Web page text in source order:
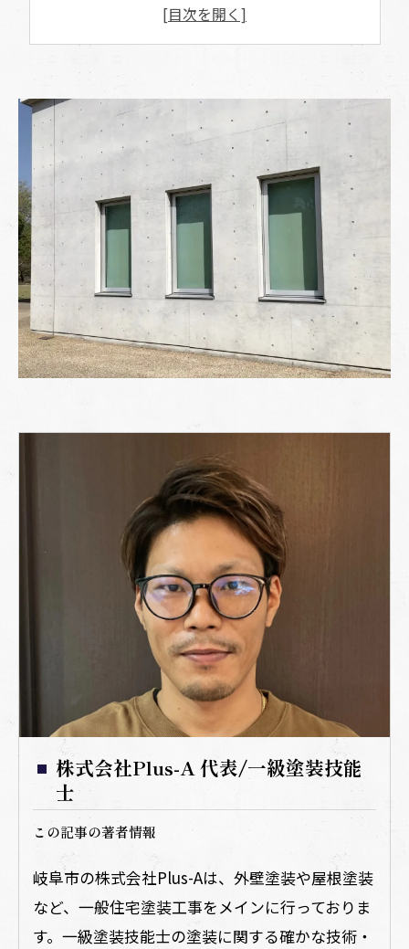
クリヤー塗装
カラー塗装
おすすめの塗料
撥水性のある浸透性シーラー
クリヤー塗料
フッ素・無機塗料
防水塗料
塗装の際の注意点
下地処理を丁寧に行う
仕上がりイメージを事前に確認する
経験豊富な業者に依頼する
株式会社Plus-A 代表/一級塗装技能
士
この記事の著者情報
岐阜市の株式会社Plus-Aは、外壁塗装や屋根塗装
など、一般住宅塗装工事をメインに行っておりま
す。一級塗装技能士の塗装に関する確かな技術・